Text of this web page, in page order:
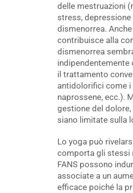
delle mestruazioni
stress, depressione
dismenorrea.
contribuisce alla
dismenorrea
indipendentemente
il trattamento
antidolorifici come i
naprossene, ecc.).
gestione del
siano limitate sulla
Lo yoga può
comporta gli stessi
FANS possono
associate a un
efficace poiché la